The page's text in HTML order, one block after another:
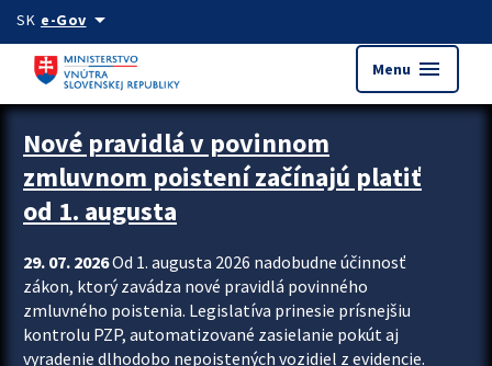
Preskocit na hlavný obsah
SK e-Govarrow_drop_down
Menu menu
Zastavit automatický posun upútavok
Nové pravidlá v povinnom
zmluvnom poistení začínajú platiť
od 1. augusta
29. 07. 2026Od 1. augusta 2026 nadobudne účinnosť
zákon, ktorý zavádza nové pravidlá povinného
zmluvného poistenia. Legislatíva prinesie prísnejšiu
kontrolu PZP, automatizované zasielanie pokút aj
vyradenie dlhodobo nepoistených vozidiel z evidencie.